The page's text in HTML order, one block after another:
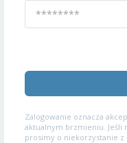
Zalogowanie oznacza
aktualnym brzmieniu. Jeśli
prosimy o niekorzystanie z